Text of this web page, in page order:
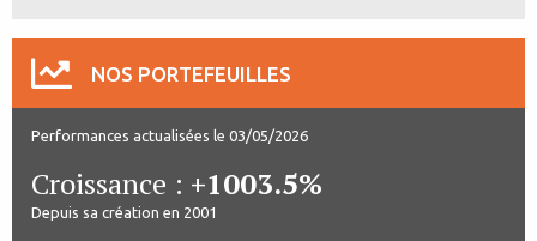
NOS PORTEFEUILLES
Performances actualisées le 03/05/2026
Croissance : +1003.5%
Depuis sa création en 2001